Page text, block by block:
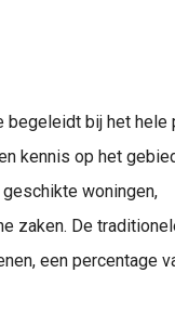
begeleidt bij het hele
kennis op het
woningen,
zaken. De
een percentage